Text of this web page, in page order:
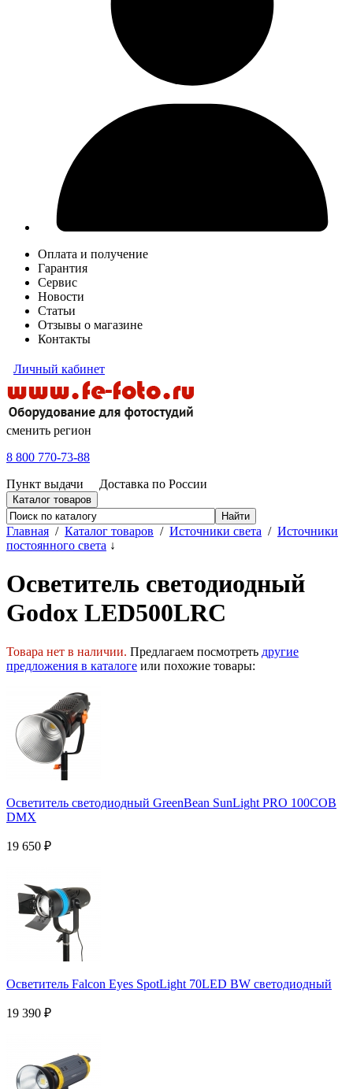
Оплата и получение
Гарантия
Сервис
Новости
Статьи
Отзывы о магазине
Контакты
Личный кабинет
сменить регион
8 800 770-73-88
Пункт выдачи
Доставка по России
Каталог товаров
Главная / Каталог товаров / Источники света / Источники
постоянного света ↓
Осветитель светодиодный
Godox LED500LRC
Товара нет в наличии. Предлагаем посмотреть другие
предложения в каталоге или похожие товары:
Осветитель светодиодный GreenBean SunLight PRO 100COB
DMX
19 650 ₽
Осветитель Falcon Eyes SpotLight 70LED BW светодиодный
19 390 ₽